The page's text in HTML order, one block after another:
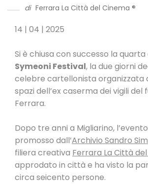
di Ferrara La Città del Cinema ®
14 | 04 | 2025
Si è chiusa con successo la quarta
Symeoni Festival, la due giorni
celebre cartellonista organizzata
spazi dell’ex caserma dei vigili del
Ferrara.
Dopo tre anni a Migliarino,
promosso dall’Archivio Sandro
filiera creativa Ferrara La Città
approdato in città e ha visto la
circa seicento persone.